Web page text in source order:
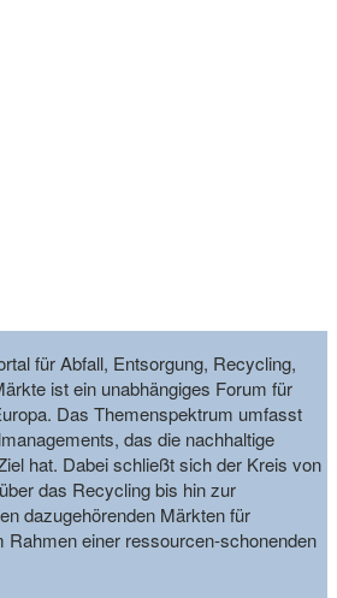
für Abfall, Entsorgung, Recycling,
ist ein unabhängiges Forum für
Das Themenspektrum umfasst
das die nachhaltige
hat. Dabei schließt sich der Kreis von
das Recycling bis hin zur
dazugehörenden Märkten für
Rahmen einer ressourcen-schonenden